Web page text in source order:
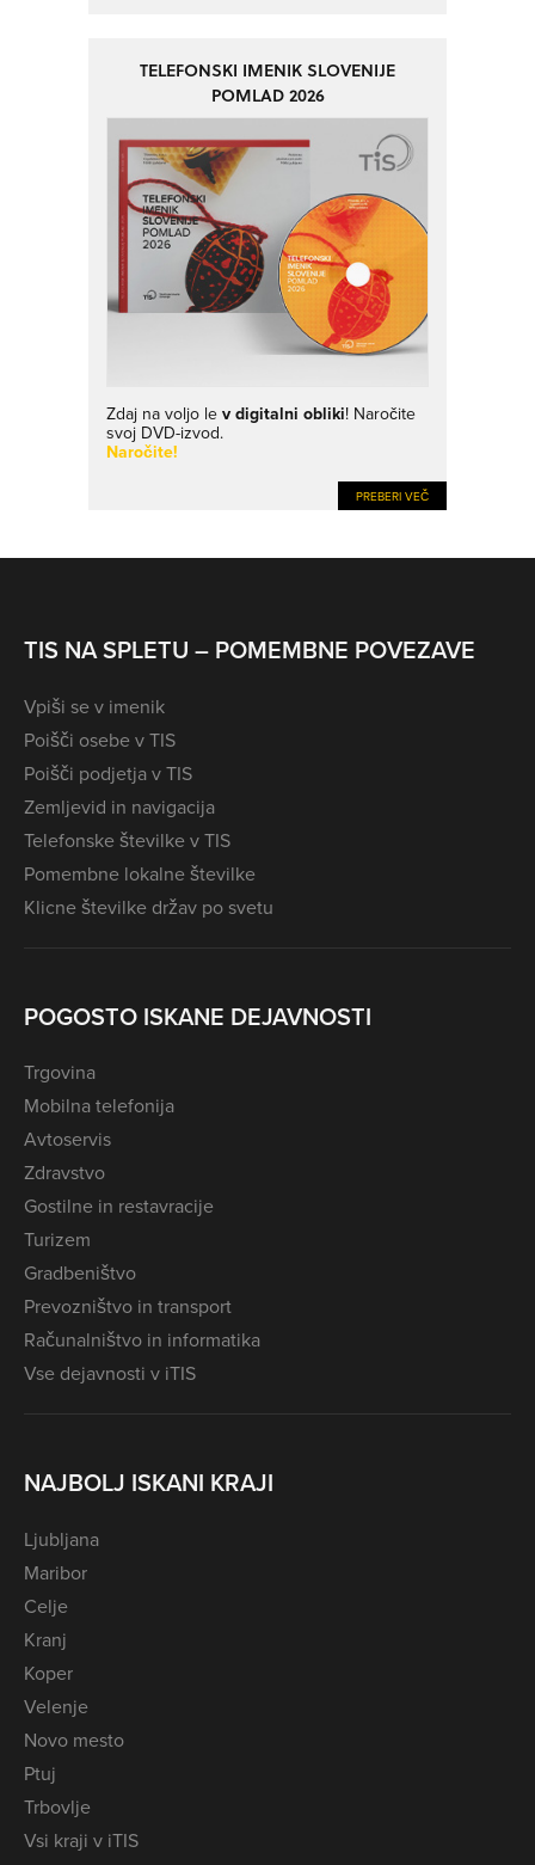
TELEFONSKI IMENIK SLOVENIJE
POMLAD 2026
Zdaj na voljo le v digitalni obliki! Naročite
svoj DVD-izvod.
Naročite!
PREBERI VEČ
TIS NA SPLETU – POMEMBNE POVEZAVE
Vpiši se v imenik
Poišči osebe v TIS
Poišči podjetja v TIS
Zemljevid in navigacija
Telefonske številke v TIS
Pomembne lokalne številke
Klicne številke držav po svetu
POGOSTO ISKANE DEJAVNOSTI
Trgovina
Mobilna telefonija
Avtoservis
Zdravstvo
Gostilne in restavracije
Turizem
Gradbeništvo
Prevozništvo in transport
Računalništvo in informatika
Vse dejavnosti v iTIS
NAJBOLJ ISKANI KRAJI
Ljubljana
Maribor
Celje
Kranj
Koper
Velenje
Novo mesto
Ptuj
Trbovlje
Vsi kraji v iTIS